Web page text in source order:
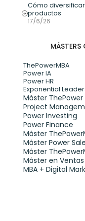
Cómo
productos
17/6/26
MÁSTERS
ThePowerMBA
Power IA
Power HR
Exponential
Máster
Project
Power Investing
Power Finance
Máster
Máster Power
Máster
Máster en
MBA + Digital